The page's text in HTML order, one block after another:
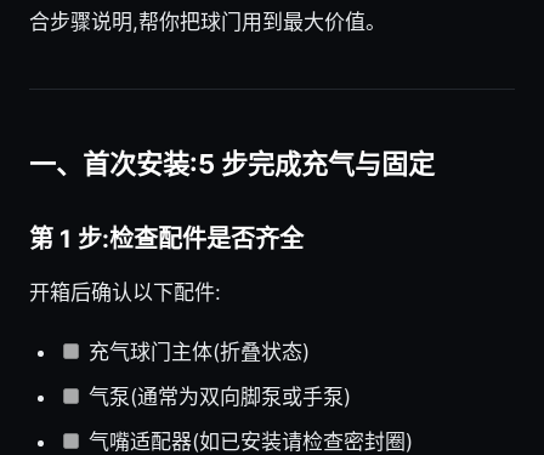
合步骤说明,帮你把球门用到最大价值。
一、首次安装:5 步完成充气与固定
第 1 步:检查配件是否齐全
开箱后确认以下配件:
充气球门主体(折叠状态)
气泵(通常为双向脚泵或手泵)
气嘴适配器(如已安装请检查密封圈)